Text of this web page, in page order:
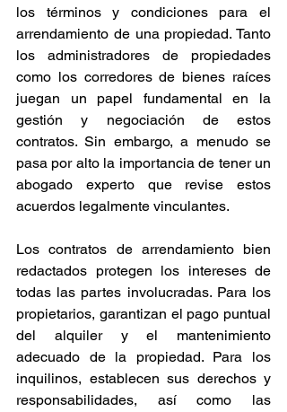
los términos y condiciones para el
arrendamiento de una propiedad. Tanto
los administradores de propiedades
como los corredores de bienes raíces
juegan un papel fundamental en la
gestión y negociación de estos
contratos. Sin embargo, a menudo se
pasa por alto la importancia de tener un
abogado experto que revise estos
acuerdos legalmente vinculantes.
Los contratos de arrendamiento bien
redactados protegen los intereses de
todas las partes involucradas. Para los
propietarios, garantizan el pago puntual
del alquiler y el mantenimiento
adecuado de la propiedad. Para los
inquilinos, establecen sus derechos y
responsabilidades, así como las